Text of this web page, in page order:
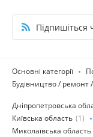
Підпишіться
Основні категорії
Будівництво / ремонт
Дніпропетровська
Київська область (1)
Миколаївська область